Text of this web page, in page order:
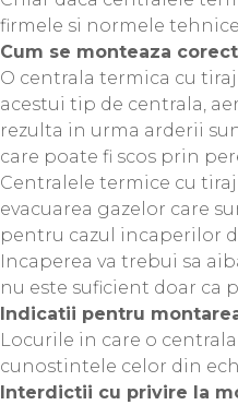
firmele si normele
Cum se monteaza
O centrala termica cu
acestui tip de centrala,
rezulta in urma arderii
care poate fi scos prin
Centralele termice cu
evacuarea gazelor care
pentru cazul incaperilor
Incaperea va trebui sa
nu este suficient doar ca
Indicatii pentru
Locurile in care o
cunostintele celor din
Interdictii cu privire la